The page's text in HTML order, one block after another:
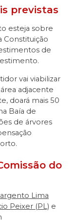
previstas
esteja sobre
Constituição
de
vai viabilizar
adjacente
doará mais 50
Baía de
de árvores
do
Lima
Peixer (PL) e